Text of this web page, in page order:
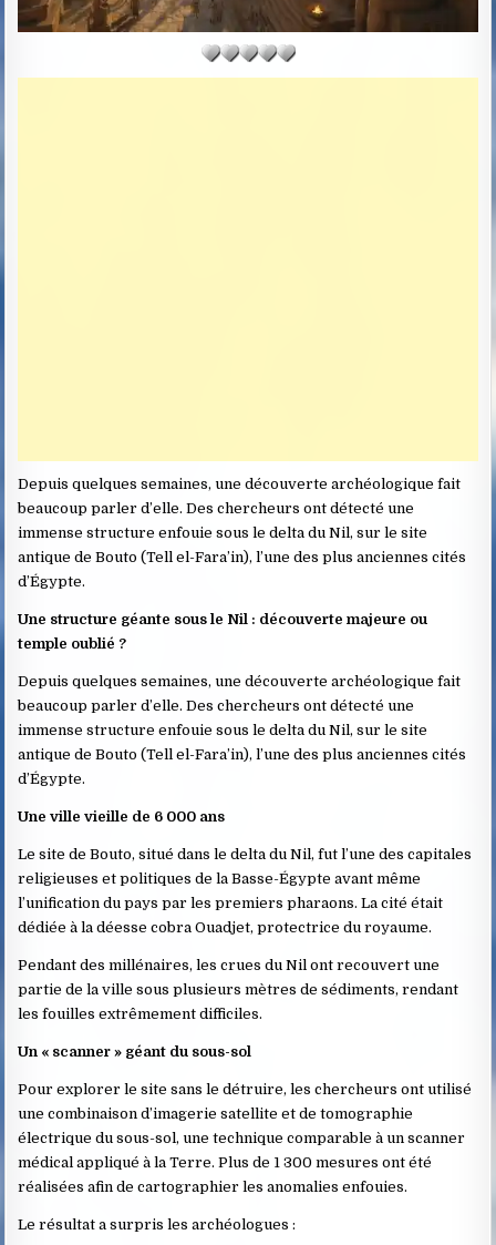
Depuis quelques semaines, une découverte archéologique fait
beaucoup parler d’elle. Des chercheurs ont détecté une
immense structure enfouie sous le delta du Nil, sur le site
antique de Bouto (Tell el-Fara’in), l’une des plus anciennes cités
d’Égypte.
Une structure géante sous le Nil : découverte majeure ou
temple oublié ?
Depuis quelques semaines, une découverte archéologique fait
beaucoup parler d’elle. Des chercheurs ont détecté une
immense structure enfouie sous le delta du Nil, sur le site
antique de Bouto (Tell el-Fara’in), l’une des plus anciennes cités
d’Égypte.
Une ville vieille de 6 000 ans
Le site de Bouto, situé dans le delta du Nil, fut l’une des capitales
religieuses et politiques de la Basse-Égypte avant même
l’unification du pays par les premiers pharaons. La cité était
dédiée à la déesse cobra Ouadjet, protectrice du royaume.
Pendant des millénaires, les crues du Nil ont recouvert une
partie de la ville sous plusieurs mètres de sédiments, rendant
les fouilles extrêmement difficiles.
Un « scanner » géant du sous-sol
Pour explorer le site sans le détruire, les chercheurs ont utilisé
une combinaison d’imagerie satellite et de tomographie
électrique du sous-sol, une technique comparable à un scanner
médical appliqué à la Terre. Plus de 1 300 mesures ont été
réalisées afin de cartographier les anomalies enfouies.
Le résultat a surpris les archéologues :